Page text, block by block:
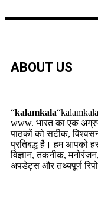
ABOUT US
“kalamkala
www. भारत का एक
पाठकों को सटीक,
प्रतिबद्ध है। हम आपको
विज्ञान, तकनीक,
अपडेट्स और तथ्यपूर्ण